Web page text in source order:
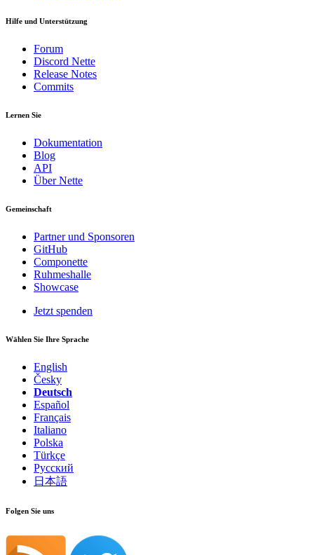
Hilfe und Unterstützung
Forum
Discord Nette
Release Notes
Commits
Lernen Sie
Dokumentation
Blog
API
Über Nette
Gemeinschaft
Partner und Sponsoren
GitHub
Componette
Ruhmeshalle
Showcase
Jetzt spenden
Wählen Sie Ihre Sprache
English
Česky
Deutsch
Español
Français
Italiano
Polska
Türkçe
Русский
日本語
Folgen Sie uns